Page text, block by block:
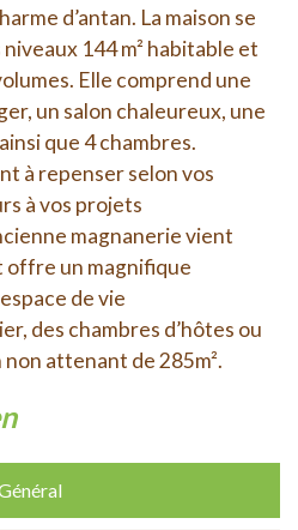
d’antan. La maison se
144 m² habitable et
Elle comprend une
un salon chaleureux, une
que 4 chambres.
à repenser selon vos
à vos projets
magnanerie vient
offre un magnifique
de vie
des chambres d’hôtes ou
attenant de 285m².